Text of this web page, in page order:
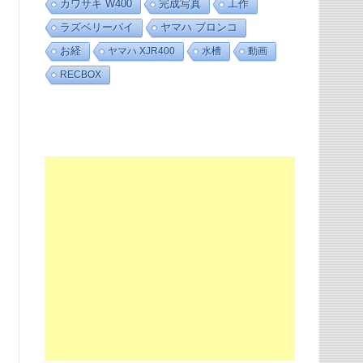
カワサキ W400 完成写真
工作
ラズベリーパイ
ヤマハ ブロンコ
お経 ヤマハ XJR400 水槽 動画
RECBOX